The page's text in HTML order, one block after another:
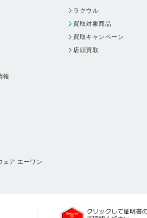
報
ェア エーワン
ラクウル
買取対象商品
買取キャンペーン
店頭買取